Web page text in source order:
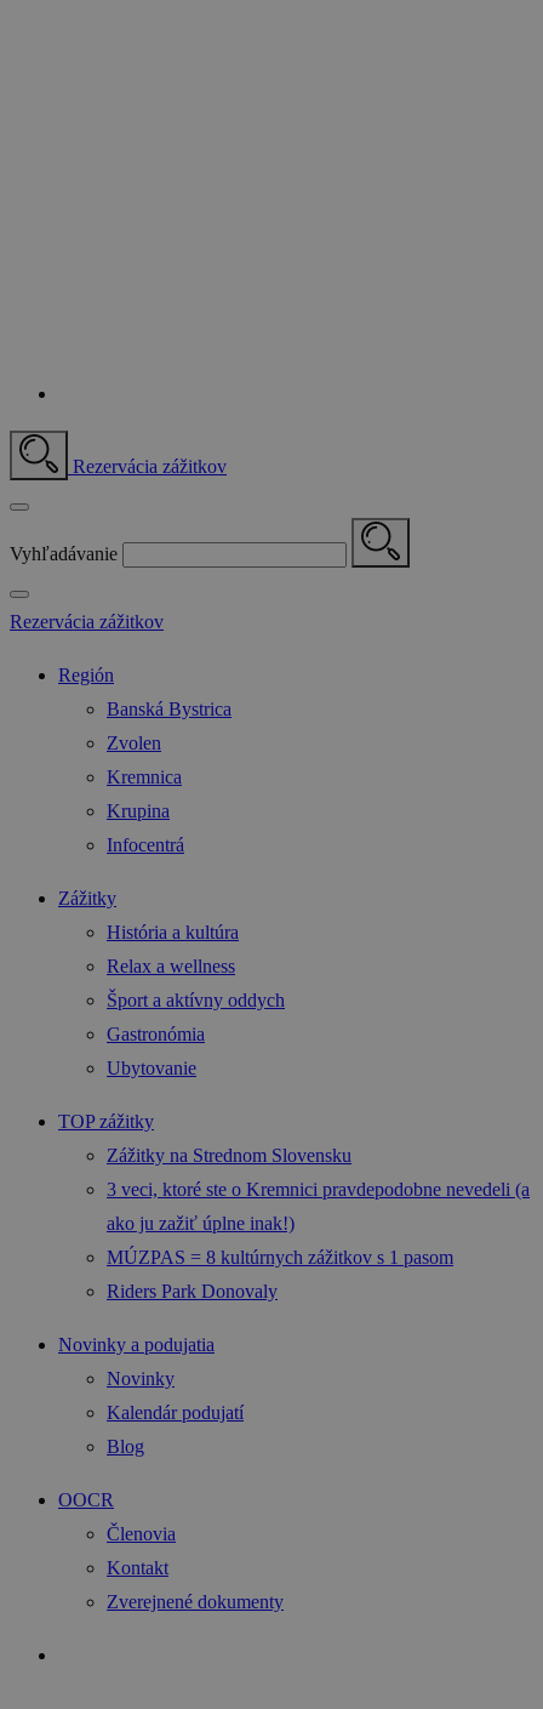
Rezervácia zážitkov
Vyhľadávanie
Rezervácia zážitkov
Región
Banská Bystrica
Zvolen
Kremnica
Krupina
Infocentrá
Zážitky
História a kultúra
Relax a wellness
Šport a aktívny oddych
Gastronómia
Ubytovanie
TOP zážitky
Zážitky na Strednom Slovensku
3 veci, ktoré ste o Kremnici pravdepodobne nevedeli (a
ako ju zažiť úplne inak!)
MÚZPAS = 8 kultúrnych zážitkov s 1 pasom
Riders Park Donovaly
Novinky a podujatia
Novinky
Kalendár podujatí
Blog
OOCR
Členovia
Kontakt
Zverejnené dokumenty